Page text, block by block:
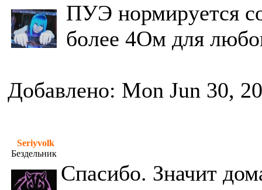
ПУЭ нормируется
более 4Ом для
Добавлено: Mon Jun 30,
Seriyvolk
Бездельник
Спасибо. Значит